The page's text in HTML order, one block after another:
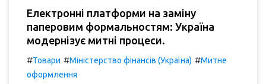
Електронні платформи на заміну
паперовим формальностям: Україна
модернізує митні процеси.
#Товари #Міністерство фінансів (Україна) #Митне
оформлення